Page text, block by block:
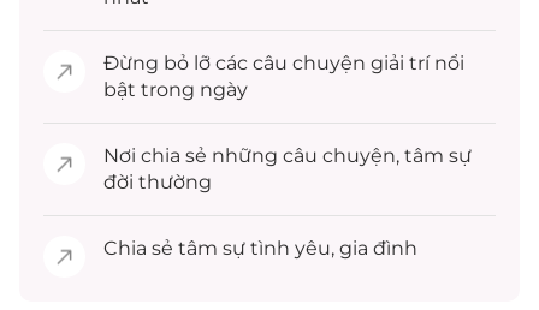
Đừng bỏ lỡ các câu chuyện giải trínổi
bật trong ngày
Nơi chia sẻ những câu chuyện, tâm sự
đời thường
Chia sẻ tâm sự tình yêu, gia đình